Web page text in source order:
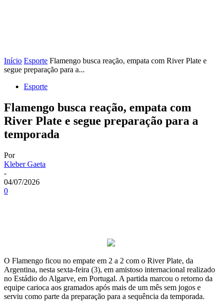
Início Esporte Flamengo busca reação, empata com River Plate e
segue preparação para a...
Esporte
Flamengo busca reação, empata com
River Plate e segue preparação para a
temporada
Por
Kleber Gaeta
-
04/07/2026
0
O Flamengo ficou no empate em 2 a 2 com o River Plate, da
Argentina, nesta sexta-feira (3), em amistoso internacional realizado
no Estádio do Algarve, em Portugal. A partida marcou o retorno da
equipe carioca aos gramados após mais de um mês sem jogos e
serviu como parte da preparação para a sequência da temporada.